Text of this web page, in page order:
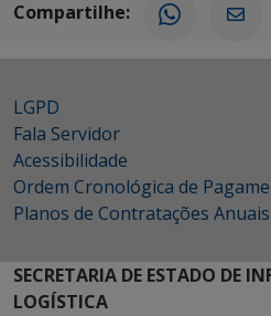
Compartilhe:
LGPD
Fala Servidor
Acessibilidade
Ordem Cronológica de
Planos de Contratações Anuais
SECRETARIA DE ESTADO DE
LOGÍSTICA